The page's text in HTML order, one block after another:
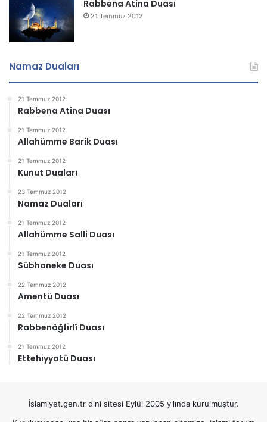
Rabbena Atina Duası
21 Temmuz 2012
Namaz Duaları
21 Temmuz 2012
Rabbena Atina Duası
21 Temmuz 2012
Allahümme Barik Duası
21 Temmuz 2012
Kunut Duaları
23 Temmuz 2012
Namaz Duaları
21 Temmuz 2012
Allahümme Salli Duası
21 Temmuz 2012
Sübhaneke Duası
22 Temmuz 2012
Amentü Duası
22 Temmuz 2012
Rabbenâğfirlî Duası
21 Temmuz 2012
Ettehiyyatü Duası
İslamiyet.gen.tr dini sitesi Eylül 2005 yılında kurulmuştur.